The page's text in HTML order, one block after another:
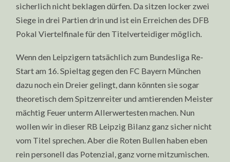
sicherlich nicht beklagen dürfen. Da sitzen locker zwei
Siege in drei Partien drin und ist ein Erreichen des DFB
Pokal Viertelfinale für den Titelverteidiger möglich.
Wenn den Leipzigern tatsächlich zum Bundesliga Re-
Start am 16. Spieltag gegen den FC Bayern München
dazu noch ein Dreier gelingt, dann könnten sie sogar
theoretisch dem Spitzenreiter und amtierenden Meister
mächtig Feuer unterm Allerwertesten machen. Nun
wollen wir in dieser RB Leipzig Bilanz ganz sicher nicht
vom Titel sprechen. Aber die Roten Bullen haben eben
rein personell das Potenzial, ganz vorne mitzumischen.